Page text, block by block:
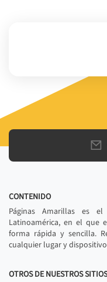
CONTENIDO
Páginas Amarillas es
Latinoamérica, en el que
forma rápida y sencilla.
cualquier lugar y
OTROS DE NUESTROS SITIOS